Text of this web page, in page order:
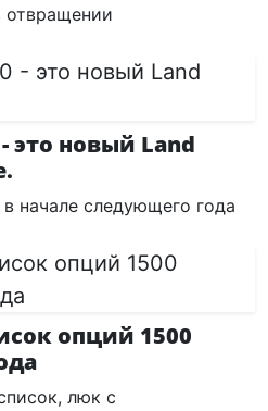
отвращении
это новый Land
начале следующего года
опций 1500
люк с